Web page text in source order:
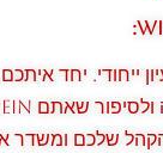
ייחודי. יחד
שלכם ומשדר